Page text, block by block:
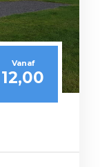
Vanaf
12,00